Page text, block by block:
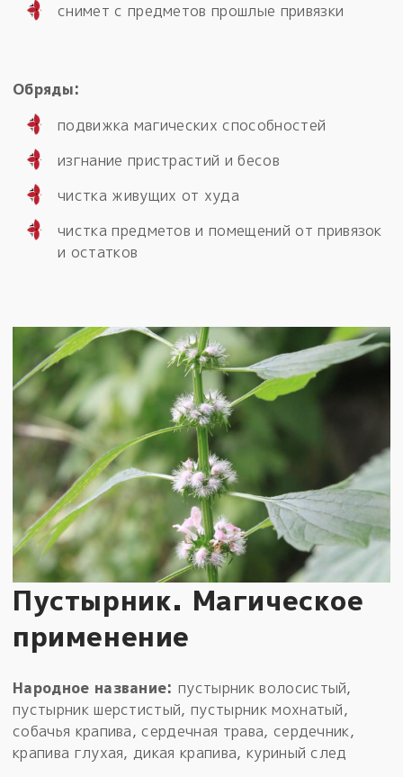
снимет с предметов прошлые привязки
Обряды:
подвижка магических способностей
изгнание пристрастий и бесов
чистка живущих от худа
чистка предметов и помещений от привязок
и остатков
Пустырник. Магическое
применение
Народное название: пустырник волосистый,
пустырник шерстистый, пустырник мохнатый,
собачья крапива, сердечная трава, сердечник,
крапива глухая, дикая крапива, куриный след